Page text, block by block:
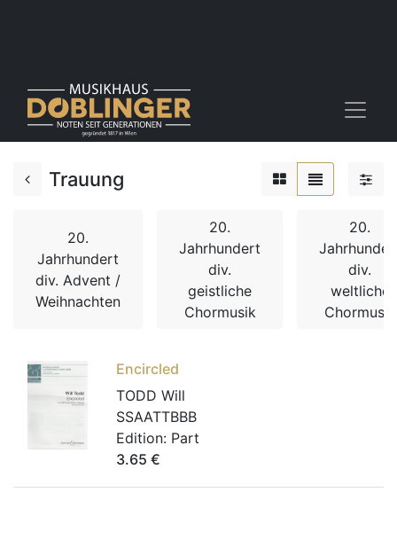
Trauung
20.
Jahrhundert
div. Advent /
Weihnachten
20.
Jahrhundert
div.
geistliche
Chormusik
20.
div.
weltliche
Chormusik
Encircled
TODD Will
SSAATTBBB
Edition: Part
3.65 €